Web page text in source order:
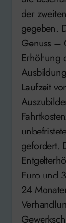
der
gegeben.
Genuss –
Erhöhung
Laufzeit
gefordert.
Euro und
24